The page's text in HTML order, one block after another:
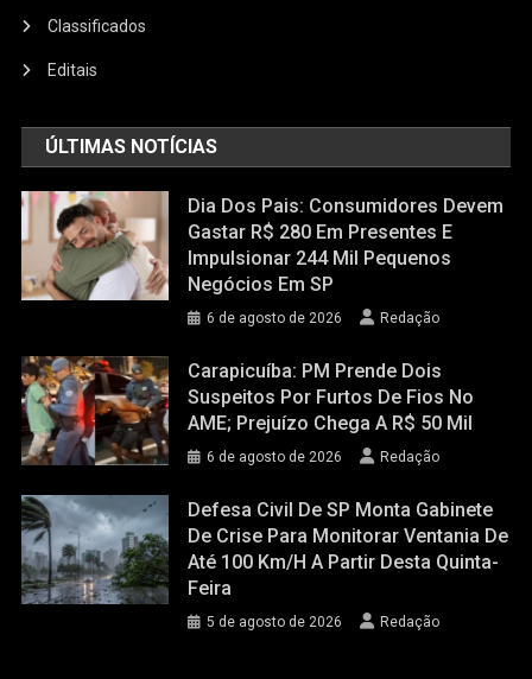
Classificados
Editais
ÚLTIMAS NOTÍCIAS
Dia Dos Pais: Consumidores Devem
Gastar R$ 280 Em Presentes E
Impulsionar 244 Mil Pequenos
Negócios Em SP
6 de agosto de 2026 Redação
Carapicuíba: PM Prende Dois
Suspeitos Por Furtos De Fios No
AME; Prejuízo Chega A R$ 50 Mil
6 de agosto de 2026 Redação
Defesa Civil De SP Monta Gabinete
De Crise Para Monitorar Ventania De
Até 100 Km/h A Partir Desta Quinta-
Feira
5 de agosto de 2026 Redação